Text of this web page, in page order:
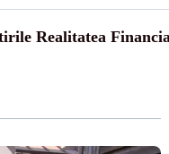
Realitatea